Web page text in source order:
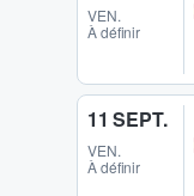
VEN.
À définir
11 SEPT.
VEN.
À définir